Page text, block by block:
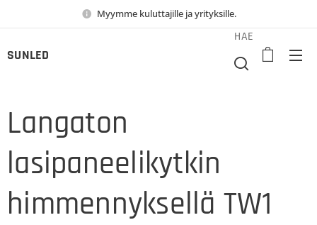
Myymme kuluttajille ja yrityksille.
SUNLED
HAE
Langaton
lasipaneelikytkin
himmennyksellä TW1